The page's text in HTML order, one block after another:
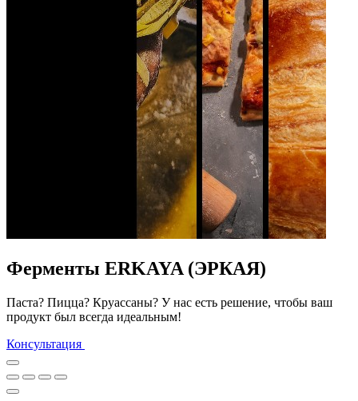
Ферменты ERKAYA (ЭРКАЯ)
Паста? Пицца? Круассаны? У нас есть решение, чтобы ваш
продукт был всегда идеальным!
Консультация